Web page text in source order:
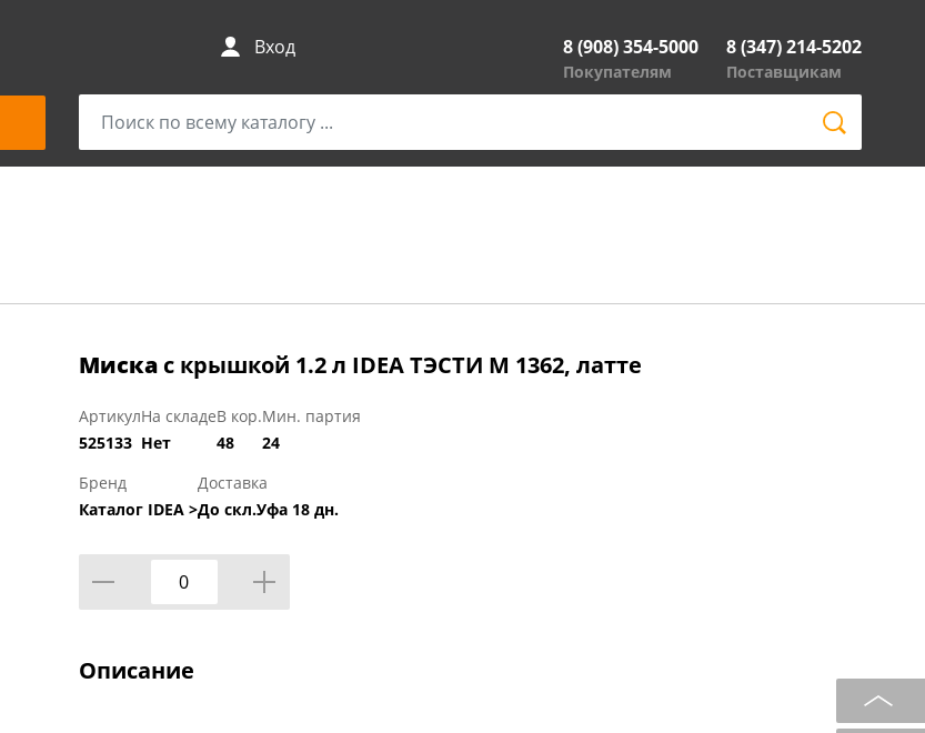
Вход 8 (908) 354-5000
Покупателям
8 (347) 214-5202
Поставщикам
Миска с крышкой 1.2 л IDEA ТЭСТИ М 1362, латте
Артикул
525133
На складе
Нет
В кор.
48
Мин. партия
24
Бренд
Каталог IDEA >
Доставка
До скл.Уфа 18 дн.
Описание